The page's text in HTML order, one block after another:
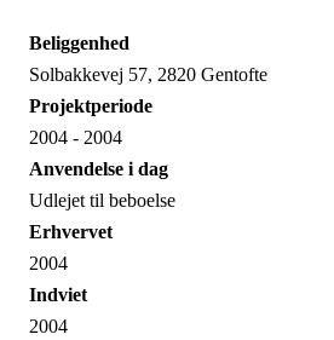
Beliggenhed
Solbakkevej 57, 2820 Gentofte
Projektperiode
2004 - 2004
Anvendelse i dag
Udlejet til beboelse
Erhvervet
2004
Indviet
2004